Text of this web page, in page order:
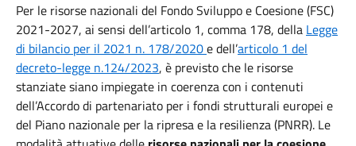
Per le risorse nazionali del Fondo Sviluppo e Coesione (FSC)
2021-2027, ai sensi dell’articolo 1, comma 178, della Legge
di bilancio per il 2021 n. 178/2020e dell’articolo 1 del
decreto-legge n.124/2023, è previsto che le risorse
stanziate siano impiegate in coerenza con i contenuti
dell’Accordo di partenariato per i fondi strutturali europei e
del Piano nazionale per la ripresa e la resilienza (PNRR). Le